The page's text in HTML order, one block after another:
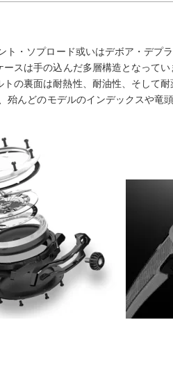
・ソプロード或いはデボア・デプ
スは手の込んだ多層構造となって
の裏面は耐熱性、耐油性、そして
んどのモデルのインデックスや竜